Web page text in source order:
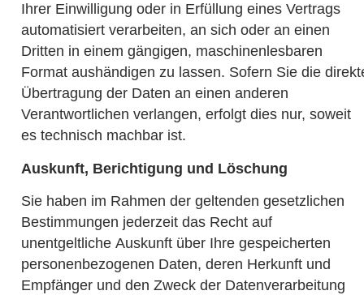
Ihrer Einwilligung oder in Erfüllung eines Vertrags
automatisiert verarbeiten, an sich oder an einen
Dritten in einem gängigen, maschinenlesbaren
Format aushändigen zu lassen. Sofern Sie die
Übertragung der Daten an einen anderen
Verantwortlichen verlangen, erfolgt dies nur, soweit
es technisch machbar ist.
Auskunft, Berichtigung und Löschung
Sie haben im Rahmen der geltenden gesetzlichen
Bestimmungen jederzeit das Recht auf
unentgeltliche Auskunft über Ihre gespeicherten
personenbezogenen Daten, deren Herkunft und
Empfänger und den Zweck der Datenverarbeitung